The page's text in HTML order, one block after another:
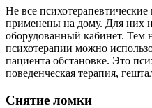
Не все
применены на дому. Для них
оборудованный кабинет. Тем
психотерапии можно
пациента обстановке. Это
поведенческая терапия,
Снятие ломки